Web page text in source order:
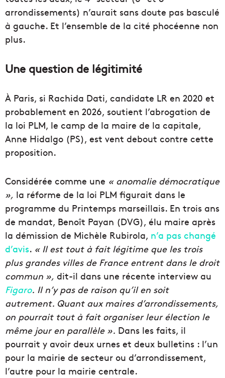
arrondissements) n’aurait sans doute pas basculé
à gauche. Et l’ensemble de la cité phocéenne non
plus.
Une question de légitimité
À Paris, si Rachida Dati, candidate LR en 2020 et
probablement en 2026, soutient l’abrogation de
la loi PLM, le camp de la maire de la capitale,
Anne Hidalgo (PS), est vent debout contre cette
proposition.
Considérée comme une « anomalie démocratique
», la réforme de la loi PLM figurait dans le
programme du Printemps marseillais. En trois ans
de mandat, Benoît Payan (DVG), élu maire après
la démission de Michèle Rubirola, n’a pas changé
d’avis. « Il est tout à fait légitime que les trois
plus grandes villes de France entrent dans le droit
commun », dit-il dans une récente interview au
Figaro. Il n’y pas de raison qu’il en soit
autrement. Quant aux maires d’arrondissements,
on pourrait tout à fait organiser leur élection le
même jour en parallèle ». Dans les faits, il
pourrait y avoir deux urnes et deux bulletins : l’un
pour la mairie de secteur ou d’arrondissement,
l’autre pour la mairie centrale.